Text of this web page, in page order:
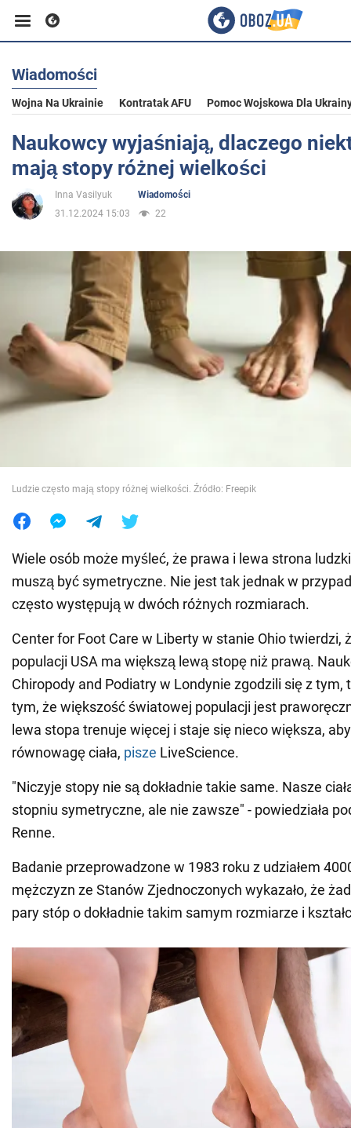
Biznes
Sport
Społeczeństwo
Wojna na Ukrainie
Jedzenie
Wiadomości
Wojna Na Ukrainie Kontratak AFU Pomoc Wojskowa Dla
Naukowcy wyjaśniają, dlaczego
mają stopy różnej wielkości
Inna Vasilyuk
Wiadomości
31.12.2024 15:03
22
Ludzie często mają stopy różnej wielkości. Źródło: Freepik
Wiele osób może myśleć, że prawa i lewa strona
muszą być symetryczne. Nie jest tak jednak w
często występują w dwóch różnych rozmiarach.
Center for Foot Care w Liberty w stanie Ohio twierdzi,
populacji USA ma większą lewą stopę niż prawą.
Chiropody and Podiatry w Londynie zgodzili się z tym,
tym, że większość światowej populacji jest
lewa stopa trenuje więcej i staje się nieco większa,
równowagę ciała, pisze LiveScience.
"Niczyje stopy nie są dokładnie takie same. Nasze
stopniu symetryczne, ale nie zawsze" - powiedziała
Renne.
Badanie przeprowadzone w 1983 roku z udziałem
mężczyzn ze Stanów Zjednoczonych wykazało, że
pary stóp o dokładnie takim samym rozmiarze i